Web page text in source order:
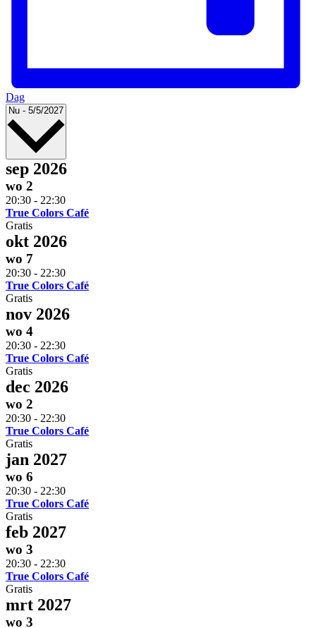
Dag
Nu - 5/5/2027 Selecteer
sep 2026
wo 2
20:30 - 22:30
True Colors Café
Gratis
okt 2026
wo 7
20:30 - 22:30
True Colors Café
Gratis
nov 2026
wo 4
20:30 - 22:30
True Colors Café
Gratis
dec 2026
wo 2
20:30 - 22:30
True Colors Café
Gratis
jan 2027
wo 6
20:30 - 22:30
True Colors Café
Gratis
feb 2027
wo 3
20:30 - 22:30
True Colors Café
Gratis
mrt 2027
wo 3